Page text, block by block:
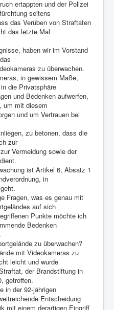
ertappten und der Polizei
seitens
das Verüben von Straftaten
das letzte Mal
haben wir im Vorstand
zu überwachen.
in gewissem Maße,
die Privatsphäre
und Bedenken aufwerfen,
um mit diesem
und um Vertrauen bei
zu betonen, dass die
zur
Vermeidung sowie der
ist Artikel 6, Absatz 1
in
Fragen, was es genau mit
auf sich
Punkte möchte ich
Bedenken
zu überwachen?
mit Videokameras zu
leicht und wurde
der Brandstiftung in
getroffen.
in der 92-jährigen
Entscheidung
mit einem derartigen Eingriff